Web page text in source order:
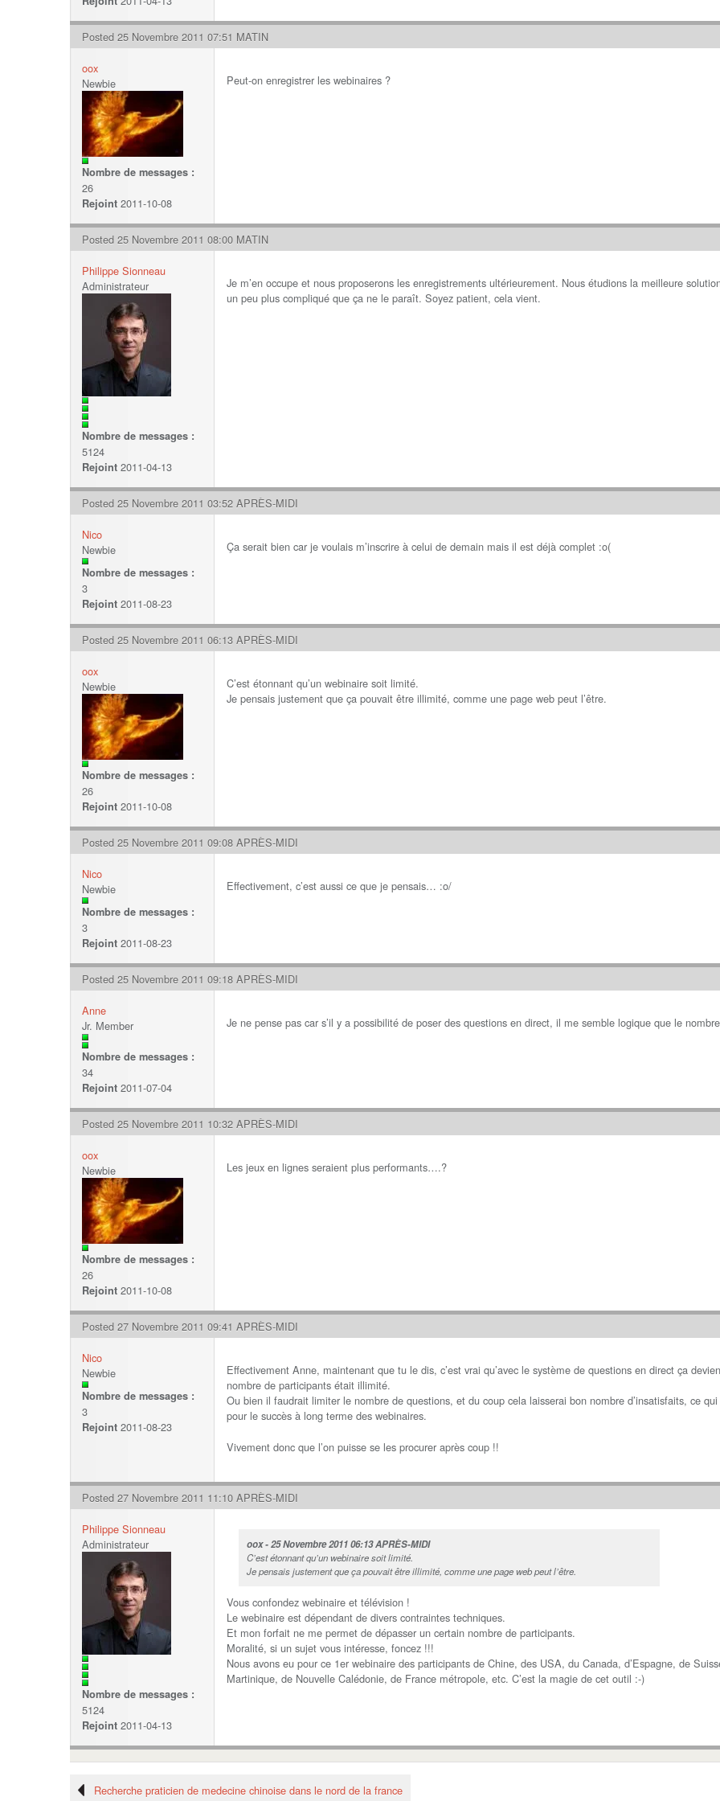
Posted 25 Novembre 2011 07:51 MATIN
oox
Newbie
Nombre de messages :
26
Rejoint 2011-10-08
Peut-on enregistrer les webinaires ?
Posted 25 Novembre 2011 08:00 MATIN
Philippe Sionneau
Administrateur
Nombre de messages :
5124
Rejoint 2011-04-13
Je m’en occupe et nous proposerons les enregistrements ultérieurement. Nous étudions la meilleure
un peu plus compliqué que ça ne le paraît. Soyez patient, cela vient.
Posted 25 Novembre 2011 03:52 APRÈS-MIDI
Nico
Newbie
Nombre de messages :
3
Rejoint 2011-08-23
Ça serait bien car je voulais m’inscrire à celui de demain mais il est déjà complet :o(
Posted 25 Novembre 2011 06:13 APRÈS-MIDI
oox
Newbie
Nombre de messages :
26
Rejoint 2011-10-08
C’est étonnant qu’un webinaire soit limité.
Je pensais justement que ça pouvait être illimité, comme une page web peut l’être.
Posted 25 Novembre 2011 09:08 APRÈS-MIDI
Nico
Newbie
Nombre de messages :
3
Rejoint 2011-08-23
Effectivement, c’est aussi ce que je pensais… :o/
Posted 25 Novembre 2011 09:18 APRÈS-MIDI
Anne
Jr. Member
Nombre de messages :
34
Rejoint 2011-07-04
Je ne pense pas car s’il y a possibilité de poser des questions en direct, il me semble logique que le
Posted 25 Novembre 2011 10:32 APRÈS-MIDI
oox
Newbie
Nombre de messages :
26
Rejoint 2011-10-08
Les jeux en lignes seraient plus performants….?
Posted 27 Novembre 2011 09:41 APRÈS-MIDI
Nico
Newbie
Nombre de messages :
3
Rejoint 2011-08-23
Effectivement Anne, maintenant que tu le dis, c’est vrai qu’avec le système de questions en direct ça
nombre de participants était illimité.
Ou bien il faudrait limiter le nombre de questions, et du coup cela laisserai bon nombre d’insatisfaits, ce
pour le succès à long terme des webinaires.
Vivement donc que l’on puisse se les procurer après coup !!
Posted 27 Novembre 2011 11:10 APRÈS-MIDI
Philippe Sionneau
Administrateur
Nombre de messages :
5124
Rejoint 2011-04-13
oox - 25 Novembre 2011 06:13 APRÈS-MIDI
C’est étonnant qu’un webinaire soit limité.
Je pensais justement que ça pouvait être illimité, comme une page web peut l’être.
Vous confondez webinaire et télévision !
Le webinaire est dépendant de divers contraintes techniques.
Et mon forfait ne me permet de dépasser un certain nombre de participants.
Moralité, si un sujet vous intéresse, foncez !!!
Nous avons eu pour ce 1er webinaire des participants de Chine, des USA, du Canada, d’Espagne, de
Martinique, de Nouvelle Calédonie, de France métropole, etc. C’est la magie de cet outil :-)
Recherche praticien de medecine chinoise dans le nord de la france